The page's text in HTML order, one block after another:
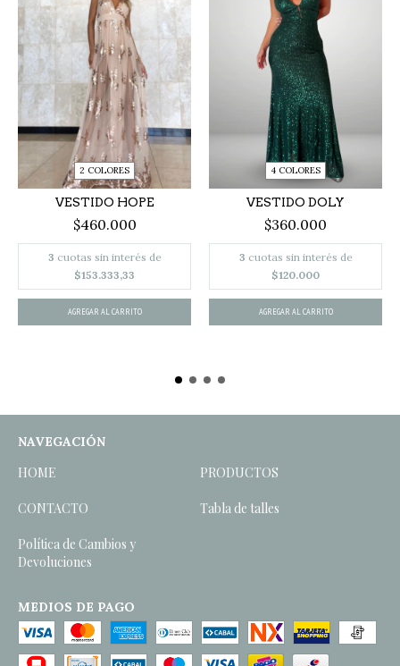
2 COLORES
VESTIDO HOPE
$460.000
3 cuotas sin interés de
$153.333,33
AGREGAR AL CARRITO
4 COLORES
VESTIDO DOLY
$360.000
3 cuotas sin interés de
$120.000
AGREGAR AL CARRITO
NAVEGACIÓN
HOME PRODUCTOS
CONTACTO Tabla de talles
Política de Cambios y
Devoluciones
MEDIOS DE PAGO